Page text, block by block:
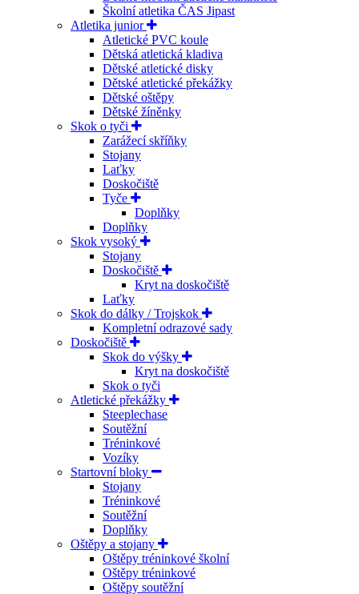
Školní atletika ČAS Jipast
Atletika junior
Atletické PVC koule
Dětská atletická kladiva
Dětské atletické disky
Dětské atletické překážky
Dětské oštěpy
Dětské žíněnky
Skok o tyči
Zarážecí skříňky
Stojany
Laťky
Doskočiště
Tyče
Doplňky
Doplňky
Skok vysoký
Stojany
Doskočiště
Kryt na doskočiště
Laťky
Skok do dálky / Trojskok
Kompletní odrazové sady
Doskočiště
Skok do výšky
Kryt na doskočiště
Skok o tyči
Atletické překážky
Steeplechase
Soutěžní
Tréninkové
Vozíky
Startovní bloky
Stojany
Tréninkové
Soutěžní
Doplňky
Oštěpy a stojany
Oštěpy tréninkové školní
Oštěpy tréninkové
Oštěpy soutěžní